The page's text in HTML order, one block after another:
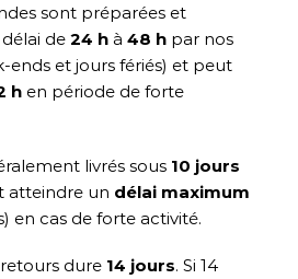
sont préparées et
de 24 h à 48 h par nos
ends et jours fériés) et peut
h en période de forte
livrés sous 10 jours
atteindre un délai maximum
en cas de forte activité.
dure 14 jours. Si 14